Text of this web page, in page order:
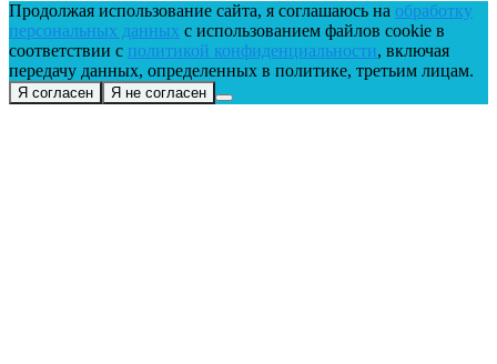
Продолжая использование сайта, я соглашаюсь на обработку
персональных данных с использованием файлов cookie в
соответствии с политикой конфиденциальности, включая
передачу данных, определенных в политике, третьим лицам.
Я согласен Я не согласен